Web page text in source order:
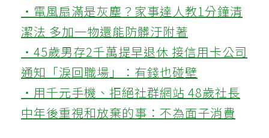
‧電風扇滿是灰塵？家事達人教1分鐘清
潔法 多加一物還能防髒汙附著
‧45歲男存2千萬提早退休 接信用卡公司
通知「淚回職場」：有錢也碰壁
‧用千元手機、拒絕社群網站 48歲社長
中年後重視和放棄的事：不為面子消費